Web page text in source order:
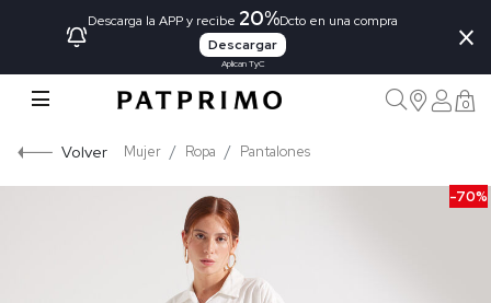
Descarga la APP y recibe 20%Dcto en una compra
Descargar
Aplican TyC
×
0
Volver Mujer Ropa Pantalones
-70%